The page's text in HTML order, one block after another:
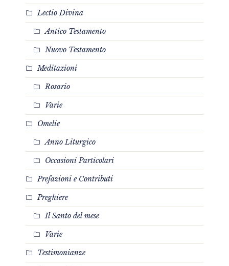
Lectio Divina
Antico Testamento
Nuovo Testamento
Meditazioni
Rosario
Varie
Omelie
Anno Liturgico
Occasioni Particolari
Prefazioni e Contributi
Preghiere
Il Santo del mese
Varie
Testimonianze